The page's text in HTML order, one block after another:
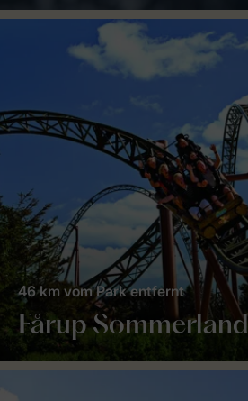
Fårup Sommerland
46 km vom Park entfernt